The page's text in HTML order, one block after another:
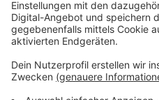
Anzeige